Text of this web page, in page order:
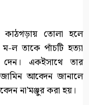
তোলা হলে
ল তাকে পাঁচটি হত্যা
দেন। একইসাথে তার
আবেদন জানালে
না’মঞ্জুর করা হয়।